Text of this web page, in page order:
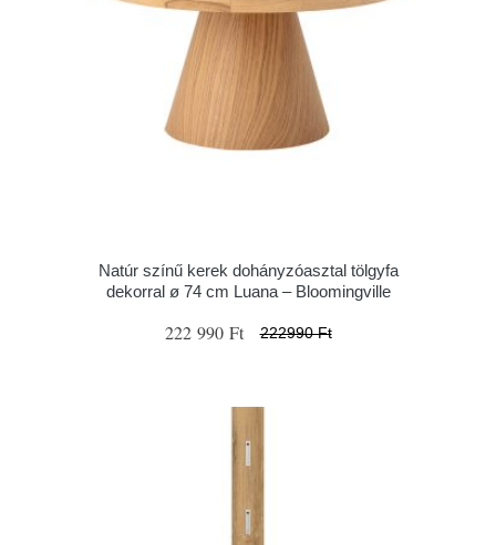
Natúr színű kerek dohányzóasztal tölgyfa
dekorral ø 74 cm Luana – Bloomingville
222 990 Ft 222990 Ft